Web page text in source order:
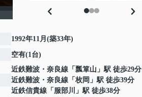
1992年11月(築33年)
空有(1台)
近鉄難波・奈良線 「 瓢箪山 」駅 徒歩29分
近鉄難波・奈良線 「 枚岡 」駅 徒歩39分
近鉄信貴線 「 服部川 」駅 徒歩38分